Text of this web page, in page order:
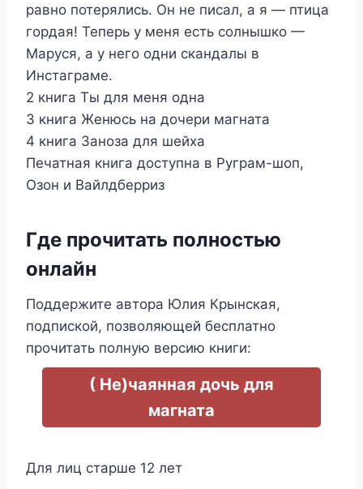
равно потерялись. Он не писал, а я — птица
гордая! Теперь у меня есть солнышко —
Маруся, а у него одни скандалы в
Инстаграме.
2 книга Ты для меня одна
3 книга Женюсь на дочери магната
4 книга Заноза для шейха
Печатная книга доступна в Руграм-шоп,
Озон и Вайлдберриз
Где прочитать полностью
онлайн
Поддержите автора Юлия Крынская,
подпиской, позволяющей бесплатно
прочитать полную версию книги:
( Не)чаянная дочь для
магната
Для лиц старше 12 лет